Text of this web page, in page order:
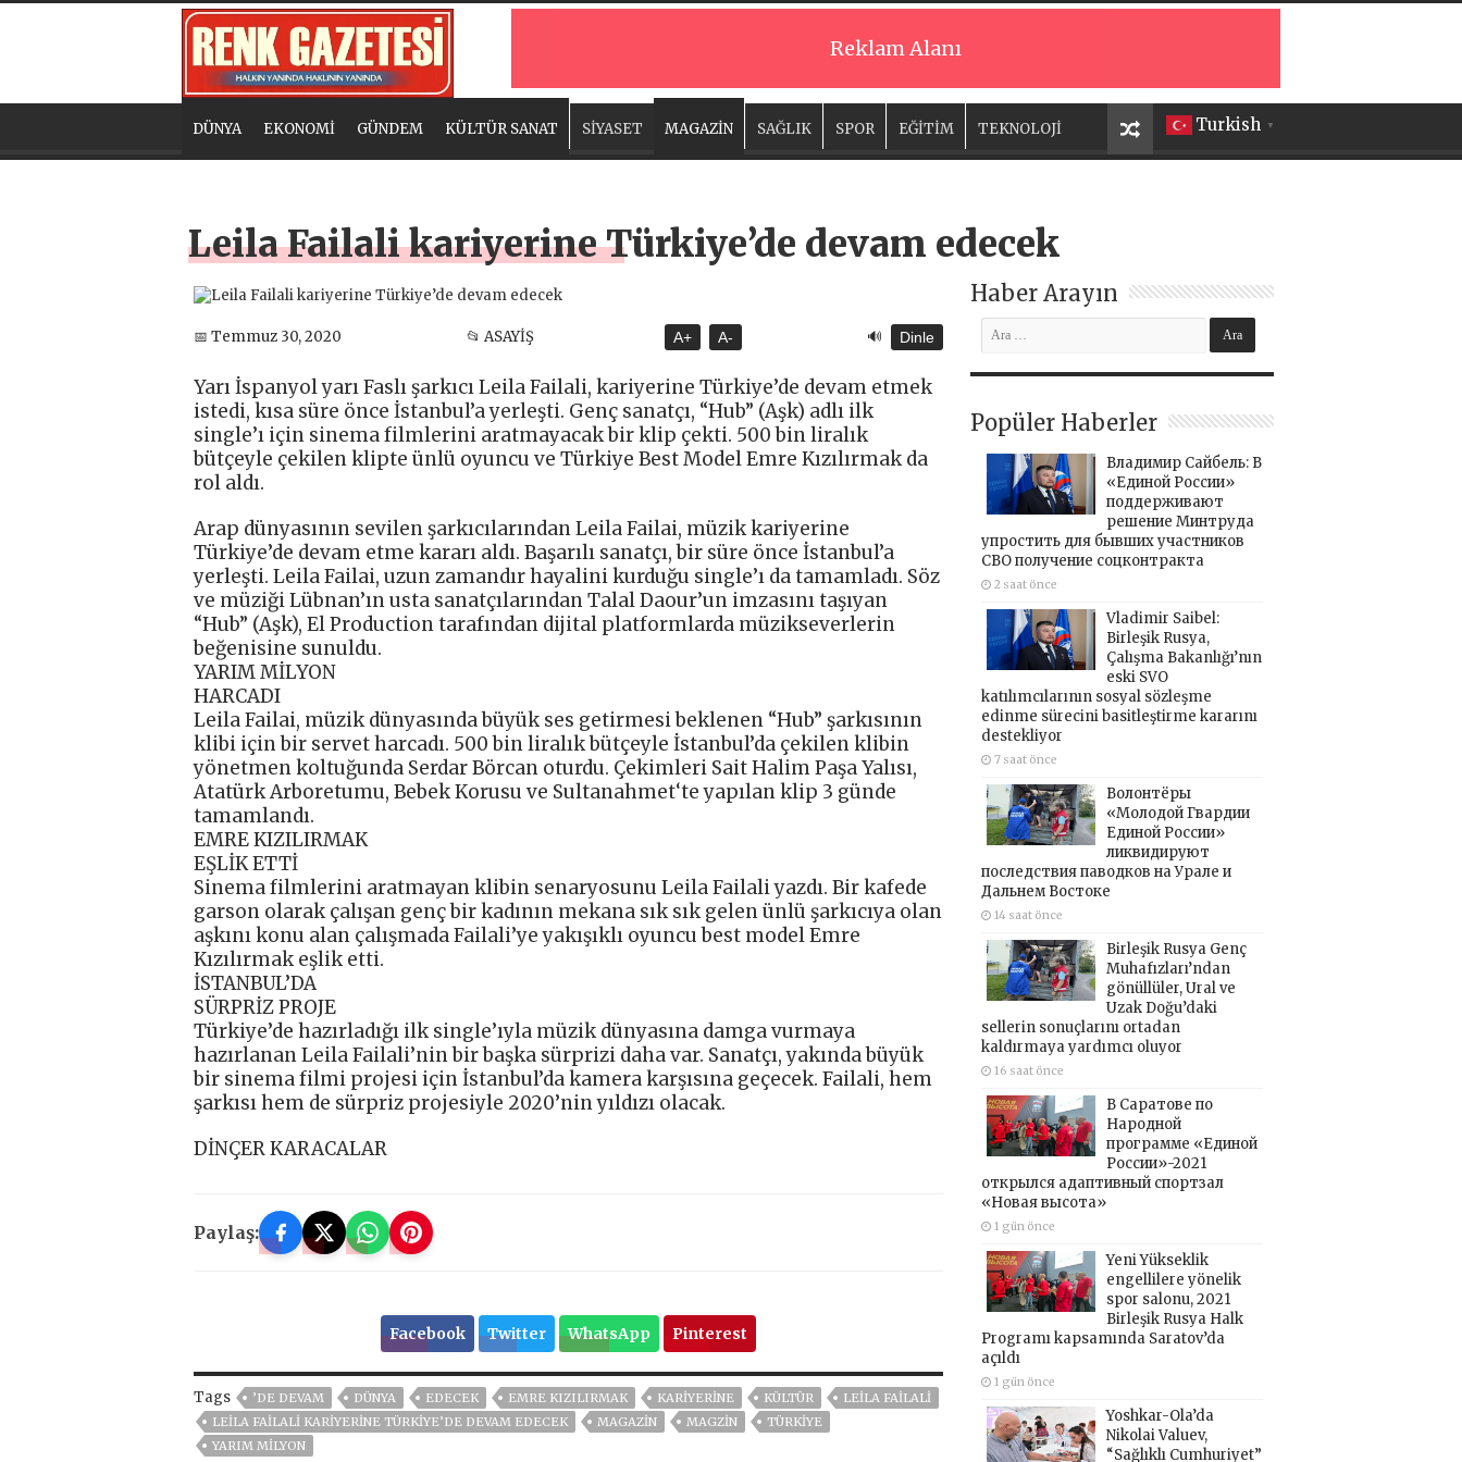
Reklam Alanı
Turkish ▼
DÜNYA EKONOMİ GÜNDEM KÜLTÜR SANAT SİYASET MAGAZİN SAĞLIK SPOR EĞİTİM TEKNOLOJİ
Leila Failali kariyerine Türkiye’de devam edecek
📅 Temmuz 30, 2020 📂 ASAYİŞ A+ A- 🔊 Dinle
Yarı İspanyol yarı Faslı şarkıcı Leila Failali, kariyerine Türkiye’de devam etmek
istedi, kısa süre önce İstanbul’a yerleşti. Genç sanatçı, “Hub” (Aşk) adlı ilk
single’ı için sinema filmlerini aratmayacak bir klip çekti. 500 bin liralık
bütçeyle çekilen klipte ünlü oyuncu ve Türkiye Best Model Emre Kızılırmak da
rol aldı.
Arap dünyasının sevilen şarkıcılarından Leila Failai, müzik kariyerine
Türkiye’de devam etme kararı aldı. Başarılı sanatçı, bir süre önce İstanbul’a
yerleşti. Leila Failai, uzun zamandır hayalini kurduğu single’ı da tamamladı. Söz
ve müziği Lübnan’ın usta sanatçılarından Talal Daour’un imzasını taşıyan
“Hub” (Aşk), El Production tarafından dijital platformlarda müzikseverlerin
beğenisine sunuldu.
YARIM MİLYON
HARCADI
Leila Failai, müzik dünyasında büyük ses getirmesi beklenen “Hub” şarkısının
klibi için bir servet harcadı. 500 bin liralık bütçeyle İstanbul’da çekilen klibin
yönetmen koltuğunda Serdar Börcan oturdu. Çekimleri Sait Halim Paşa Yalısı,
Atatürk Arboretumu, Bebek Korusu ve Sultanahmet‘te yapılan klip 3 günde
tamamlandı.
EMRE KIZILIRMAK
EŞLİK ETTİ
Sinema filmlerini aratmayan klibin senaryosunu Leila Failali yazdı. Bir kafede
garson olarak çalışan genç bir kadının mekana sık sık gelen ünlü şarkıcıya olan
aşkını konu alan çalışmada Failali’ye yakışıklı oyuncu best model Emre
Kızılırmak eşlik etti.
İSTANBUL’DA
SÜRPRİZ PROJE
Türkiye’de hazırladığı ilk single’ıyla müzik dünyasına damga vurmaya
hazırlanan Leila Failali’nin bir başka sürprizi daha var. Sanatçı, yakında büyük
bir sinema filmi projesi için İstanbul’da kamera karşısına geçecek. Failali, hem
şarkısı hem de sürpriz projesiyle 2020’nin yıldızı olacak.
DİNÇER KARACALAR
Paylaş:
Facebook Twitter WhatsApp Pinterest
Tags ’DE DEVAM DÜNYA EDECEK EMRE KIZILIRMAK KARIYERINE KÜLTÜR
LEILA FAILALI
LEILA FAILALI KARIYERINE TÜRKIYE’DE DEVAM EDECEK
MAGAZİN MAGZİN
TÜRKİYE
YARIM MİLYON
Haber Arayın
Popüler Haberler
Владимир Сайбель: В
«Единой России»
поддерживают
решение Минтруда
упростить для бывших участников
СВО получение соцконтракта
2 saat önce
Vladimir Saibel:
Birleşik Rusya,
Çalışma Bakanlığı’nın
eski SVO
katılımcılarının sosyal sözleşme
edinme sürecini basitleştirme kararını
destekliyor
7 saat önce
Волонтёры
«Молодой Гвардии
Единой России»
ликвидируют
последствия паводков на Урале и
Дальнем Востоке
14 saat önce
Birleşik Rusya Genç
Muhafızları’ndan
gönüllüler, Ural ve
Uzak Doğu’daki
sellerin sonuçlarını ortadan
kaldırmaya yardımcı oluyor
16 saat önce
В Саратове по
Народной
программе «Единой
России»-2021
открылся адаптивный спортзал
«Новая высота»
1 gün önce
Yeni Yükseklik
engellilere yönelik
spor salonu, 2021
Birleşik Rusya Halk
Programı kapsamında Saratov’da
açıldı
1 gün önce
Yoshkar-Ola’da
Nikolai Valuev,
“Sağlıklı Cumhuriyet”